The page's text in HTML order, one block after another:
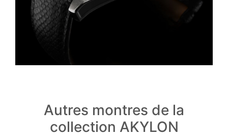
Autres montres de la
collection AKYLON